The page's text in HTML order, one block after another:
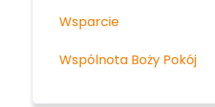
Wsparcie
Wspólnota Boży Pokój